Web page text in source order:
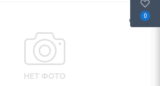
0